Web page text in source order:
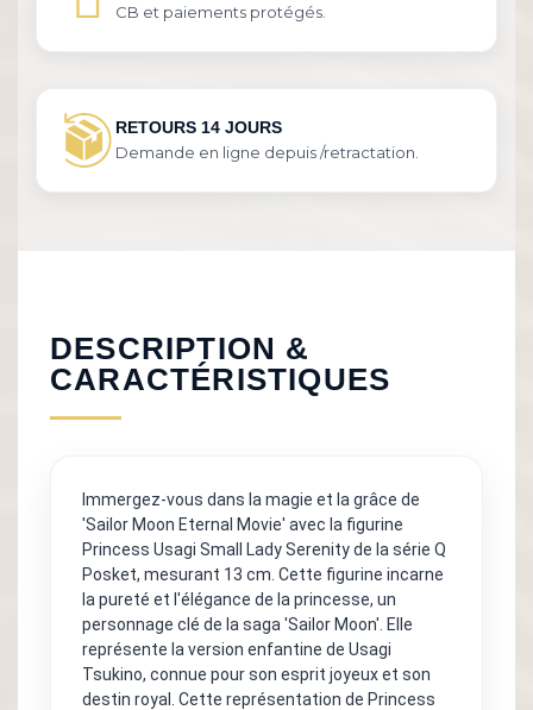
CB et paiements protégés.
RETOURS 14 JOURS
Demande en ligne depuis /retractation.
DESCRIPTION &
CARACTÉRISTIQUES
Immergez-vous dans la magie et la grâce de
'Sailor Moon Eternal Movie' avec la figurine
Princess Usagi Small Lady Serenity de la série Q
Posket, mesurant 13 cm. Cette figurine incarne
la pureté et l'élégance de la princesse, un
personnage clé de la saga 'Sailor Moon'. Elle
représente la version enfantine de Usagi
Tsukino, connue pour son esprit joyeux et son
destin royal. Cette représentation de Princess